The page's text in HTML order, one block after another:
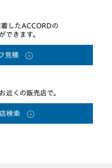
したACCORDの
できます。
見積
近くの販売店で。
検索